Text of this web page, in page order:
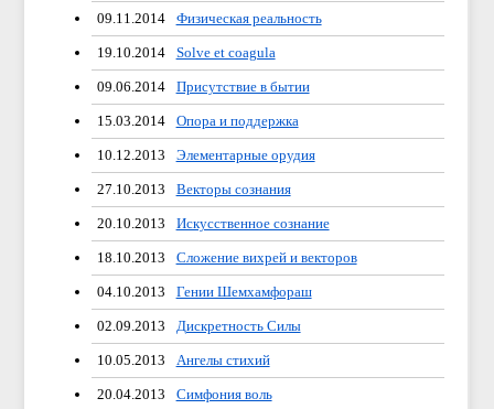
09.11.2014 Физическая реальность
19.10.2014 Solve et coagula
09.06.2014 Присутствие в бытии
15.03.2014 Опора и поддержка
10.12.2013 Элементарные орудия
27.10.2013 Векторы сознания
20.10.2013 Искусственное сознание
18.10.2013 Сложение вихрей и векторов
04.10.2013 Гении Шемхамфораш
02.09.2013 Дискретность Силы
10.05.2013 Ангелы стихий
20.04.2013 Симфония воль